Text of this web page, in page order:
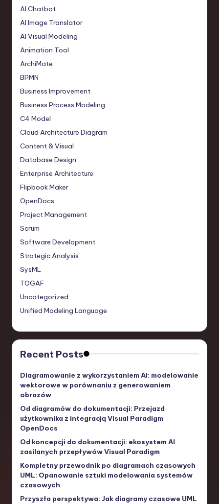
AI Chatbot
AI Image Translator
AI Visual Modeling
Animation Tool
ArchiMate
BPMN
Business Improvement
Business Process Modeling
C4 Model
Cloud Architecture Diagram
Content & Visual
Database Design
Enterprise Architecture
Flipbook Maker
OpenDocs
Project Management
Scrum
Software Development
Strategic Analysis
SysML
TOGAF
Uncategorized
Unified Modeling Language
Recent Posts
Diagramowanie z wykorzystaniem AI: modelowanie
wektorowe w porównaniu z generowaniem
obrazów
Od diagramów do dokumentacji: Przejazd
użytkownika z integracją Visual Paradigm
OpenDocs
Od koncepcji do dokumentacji: ekosystem AI
zasilanych przepływów Visual Paradigm
Kompletny przewodnik po diagramach czasowych
UML: Opanowanie sztuki modelowania systemów
czasowych
Przyszła perspektywa: Jak diagramy czasowe UML